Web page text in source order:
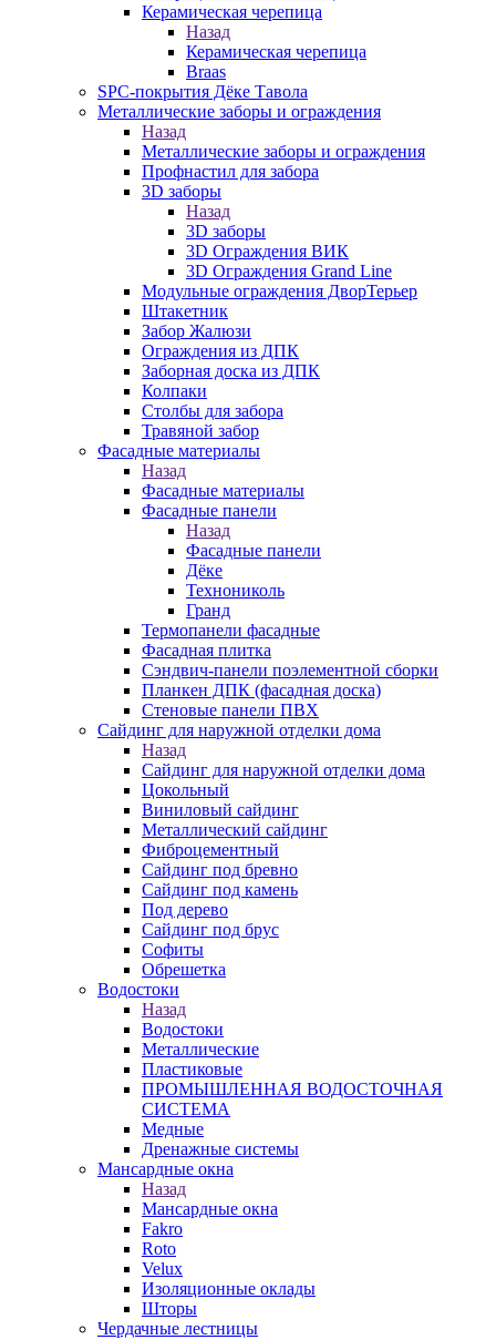
Керамическая черепица
Назад
Керамическая черепица
Braas
SPC-покрытия Дёке Тавола
Металлические заборы и ограждения
Назад
Металлические заборы и ограждения
Профнастил для забора
3D заборы
Назад
3D заборы
3D Ограждения ВИК
3D Ограждения Grand Line
Модульные ограждения ДворТерьер
Штакетник
Забор Жалюзи
Ограждения из ДПК
Заборная доска из ДПК
Колпаки
Столбы для забора
Травяной забор
Фасадные материалы
Назад
Фасадные материалы
Фасадные панели
Назад
Фасадные панели
Дёке
Технониколь
Гранд
Термопанели фасадные
Фасадная плитка
Сэндвич-панели поэлементной сборки
Планкен ДПК (фасадная доска)
Стеновые панели ПВХ
Сайдинг для наружной отделки дома
Назад
Сайдинг для наружной отделки дома
Цокольный
Виниловый сайдинг
Металлический сайдинг
Фиброцементный
Сайдинг под бревно
Сайдинг под камень
Под дерево
Сайдинг под брус
Софиты
Обрешетка
Водостоки
Назад
Водостоки
Металлические
Пластиковые
ПРОМЫШЛЕННАЯ ВОДОСТОЧНАЯ
СИСТЕМА
Медные
Дренажные системы
Мансардные окна
Назад
Мансардные окна
Fakro
Roto
Velux
Изоляционные оклады
Шторы
Чердачные лестницы